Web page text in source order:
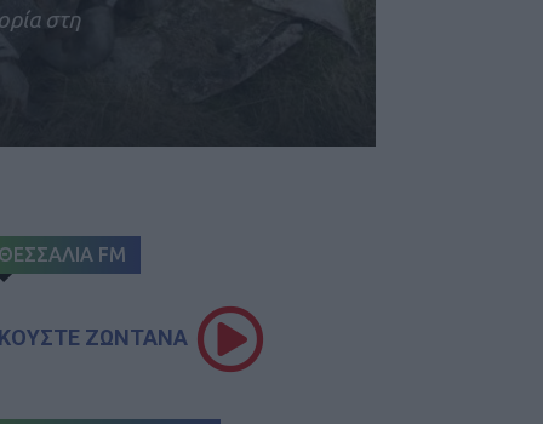
στη
ΘΕΣΣΑΛΙΑ FM
ΖΩΝΤΑΝΑ